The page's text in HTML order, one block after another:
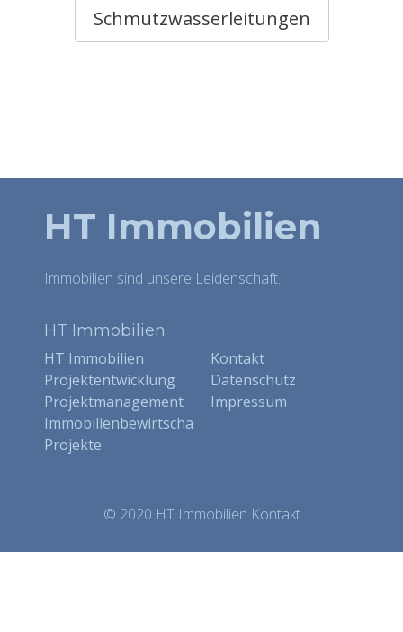
Schmutzwasserleitungen
HT Immobilien
Immobilien sind unsere Leidenschaft.
HT Immobilien
HT Immobilien
Projektentwicklung
Projektmanagement
Immobilienbewirtschaftung
Projekte
Kontakt
Datenschutz
Impressum
© 2020 HT Immobilien Kontakt